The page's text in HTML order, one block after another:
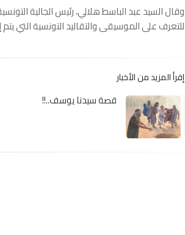
وقال السيد عبد الباسط هلالي، رئيس الجالية
للتعرف على الموسيقى والتقاليد التونسية التي
إقرأ المزيد من الأخبار
قصة سيدنا يوسف..!!